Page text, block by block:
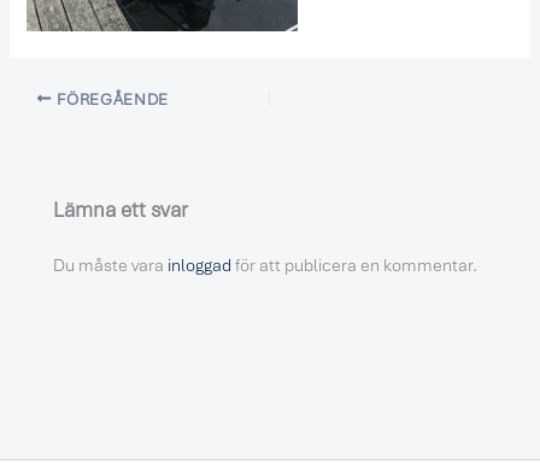
FÖREGÅENDE
Lämna ett svar
Du måste vara inloggad för att publicera en kommentar.